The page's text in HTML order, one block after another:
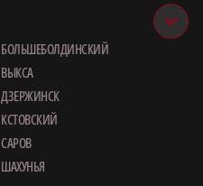
БОЛЬШЕБОЛДИНСКИЙ
ВЫКСА
ДЗЕРЖИНСК
КСТОВСКИЙ
САРОВ
ШАХУНЬЯ